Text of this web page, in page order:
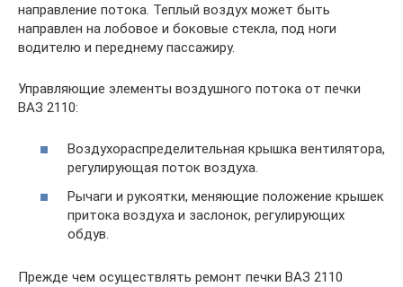
направление потока. Теплый воздух может быть
направлен на лобовое и боковые стекла, под ноги
водителю и переднему пассажиру.
Управляющие элементы воздушного потока от печки
ВАЗ 2110:
Воздухораспределительная крышка вентилятора,
регулирующая поток воздуха.
Рычаги и рукоятки, меняющие положение крышек
притока воздуха и заслонок, регулирующих
обдув.
Прежде чем осуществлять ремонт печки ВАЗ 2110